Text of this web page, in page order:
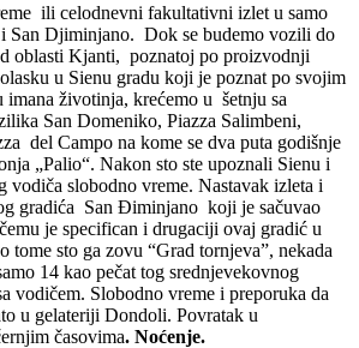
ili celodnevni fakultativni izlet u samo
i San Djiminjano. Dok se budemo vozili do
oblasti Kjanti, poznatoj po proizvodnji
u Sienu gradu koji je poznat po svojim
imana životinja, krećemo u šetnju sa
San Domeniko, Piazza Salimbeni,
del Campo na kome se dva puta godišnje
„Palio“. Nakon sto ste upoznali Sienu i
vodiča slobodno vreme. Nastavak izleta i
gradića San Điminjano koji je sačuvao
je specifican i drugaciji ovaj gradić u
tome sto ga zovu “Grad tornjeva”, nekada
14 kao pečat tog srednjevekovnog
vodičem. Slobodno vreme i preporuka da
u gelateriji Dondoli. Povratak u
časovima. Noćenje.